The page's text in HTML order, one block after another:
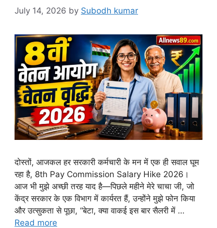
July 14, 2026 by Subodh kumar
दोस्तों, आजकल हर सरकारी कर्मचारी के मन में एक ही सवाल घूम
रहा है, 8th Pay Commission Salary Hike 2026।
आज भी मुझे अच्छी तरह याद है—पिछले महीने मेरे चाचा जी, जो
केंद्र सरकार के एक विभाग में कार्यरत हैं, उन्होंने मुझे फोन किया
और उत्सुकता से पूछा, “बेटा, क्या वाकई इस बार सैलरी में …
Read more